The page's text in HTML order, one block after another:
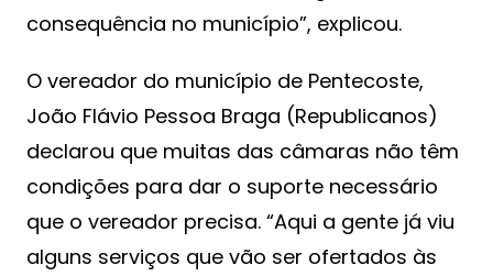
consequência no município”, explicou.
O vereador do município de Pentecoste,
João Flávio Pessoa Braga (Republicanos)
declarou que muitas das câmaras não têm
condições para dar o suporte necessário
que o vereador precisa. “Aqui a gente já viu
alguns serviços que vão ser ofertados às